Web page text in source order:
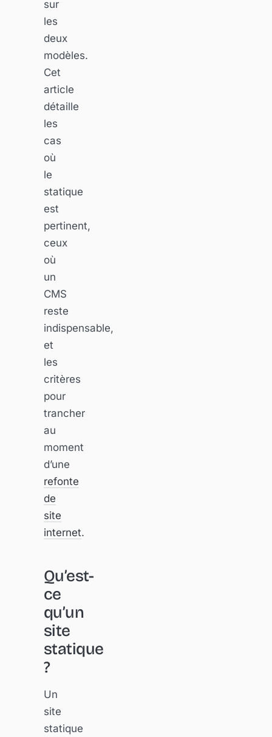
sur
les
deux
modèles.
Cet
article
détaille
les
cas
où
le
statique
est
pertinent,
ceux
où
un
CMS
reste
indispensable,
et
les
critères
pour
trancher
au
moment
d’une
refonte
de
site
internet.
Qu’est-
ce
qu’un
site
statique
?
Un
site
statique